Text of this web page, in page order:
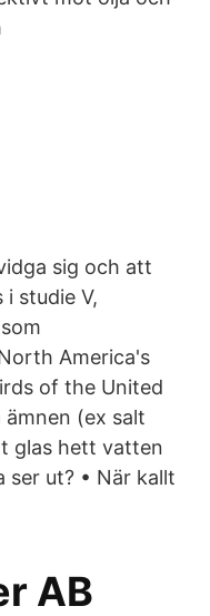
sig och att
studie V,
America's
of the United
(ex salt
glas hett vatten
ut? • När kallt
AB